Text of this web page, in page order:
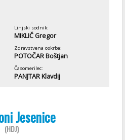
Linjski sodnik:
MIKLIČ Gregor
Zdravstvena oskrba:
POTOČAR Boštjan
Časomerilec:
PANJTAR Klavdij
Jesenice
(HDJ)